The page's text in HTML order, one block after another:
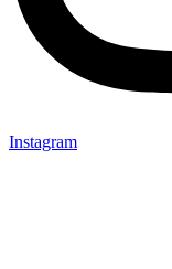
Instagram